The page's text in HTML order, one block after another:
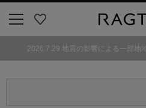
気
2026.7.29 地震の影響による一部地